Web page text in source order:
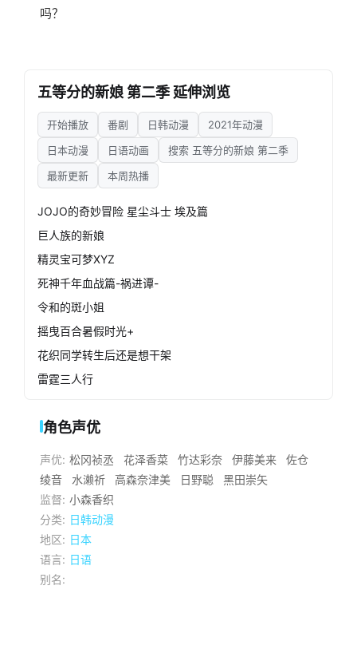
吗？
五等分的新娘 第二季 延伸浏览
开始播放 番剧 日韩动漫
2021年动漫
日本动漫
日语动画
搜索 五等分的新娘 第二季
最新更新
本周热播
JOJO的奇妙冒险 星尘斗士 埃及篇
巨人族的新娘
精灵宝可梦XYZ
死神千年血战篇-祸进谭-
令和的斑小姐
摇曳百合暑假时光+
花织同学转生后还是想干架
雷霆三人行
角色声优
声优: 松冈祯丞 花泽香菜 竹达彩奈 伊藤美来
佐仓
绫音
水濑祈 高森奈津美 日野聪
黑田崇矢
监督: 小森香织
分类: 日韩动漫
地区: 日本
语言: 日语
别名: